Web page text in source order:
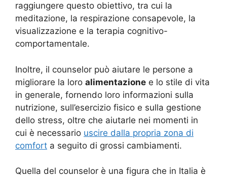
raggiungere questo obiettivo, tra cui la
meditazione, la respirazione consapevole, la
visualizzazione e la terapia cognitivo-
comportamentale.
Inoltre, il counselor può aiutare le persone a
migliorare la loro alimentazione e lo stile di vita
in generale, fornendo loro informazioni sulla
nutrizione, sull’esercizio fisico e sulla gestione
dello stress, oltre che aiutarle nei momenti in
cui è necessario uscire dalla propria zona di
comfort a seguito di grossi cambiamenti.
Quella del counselor è una figura che in Italia è